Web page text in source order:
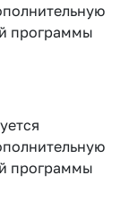
программы
программы